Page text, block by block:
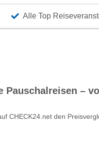
Alle Top
Pauschalreisen –
CHECK24.net den